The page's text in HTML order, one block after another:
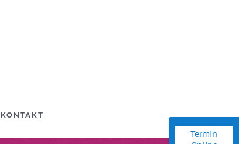
KONTAKT
Termin